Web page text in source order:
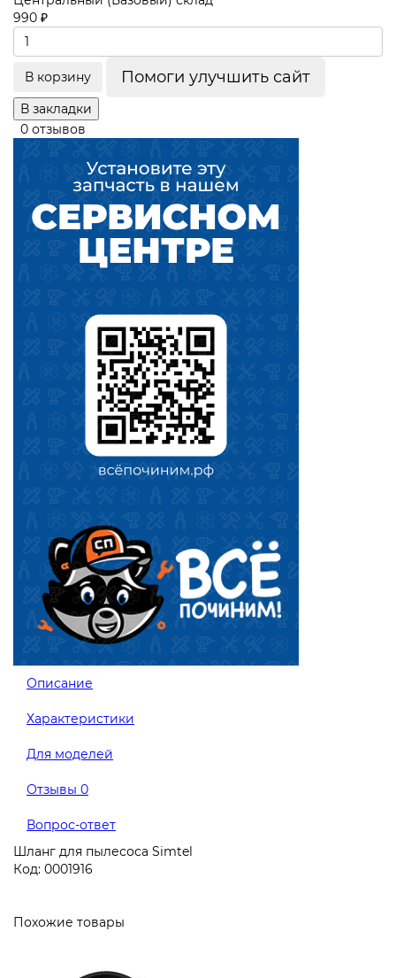
990 ₽
В корзину Помоги улучшить сайт
В закладки
0 отзывов
Описание
Характеристики
Для моделей
Отзывы 0
Вопрос-ответ
Шланг для пылесоса Simtel
Код: 0001916
Похожие товары